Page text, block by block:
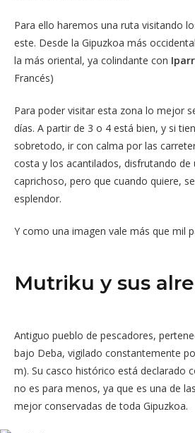
Para ello haremos una ruta visitando
este. Desde la Gipuzkoa más
la más oriental, ya colindante con
Francés)
Para poder visitar esta zona lo mejor
días. A partir de 3 o 4 está bien, y si
sobretodo, ir con calma por las
costa y los acantilados, disfrutando
caprichoso, pero que cuando quiere,
esplendor.
Y como una imagen vale más que mil
Mutriku y sus
Antiguo pueblo de pescadores,
bajo Deba, vigilado constantemente
m). Su casco histórico está declarado
no es para menos, ya que es una de
mejor conservadas de toda Gipuzkoa.